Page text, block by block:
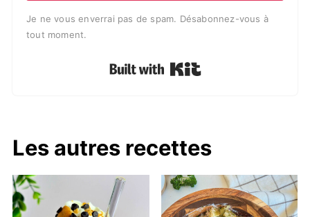
Je ne vous enverrai pas de spam. Désabonnez-vous à
tout moment.
Built with Kit
Les autres recettes